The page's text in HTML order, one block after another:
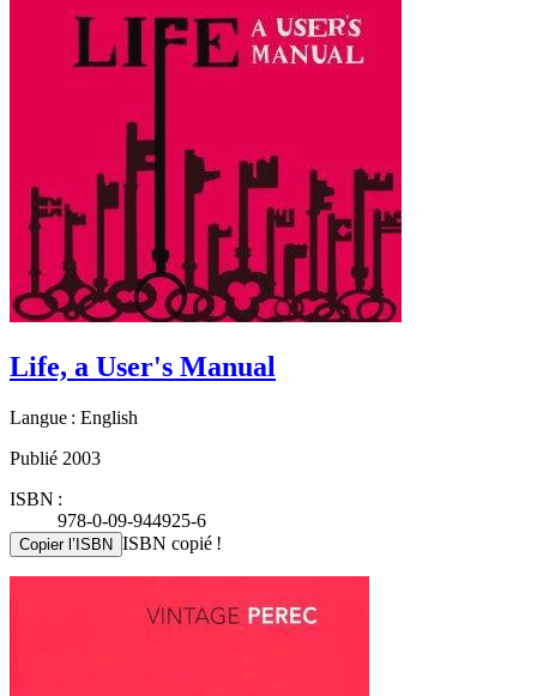
Life, a User's Manual
Langue : English
Publié 2003
ISBN :
978-0-09-944925-6
Copier l’ISBN ISBN copié !